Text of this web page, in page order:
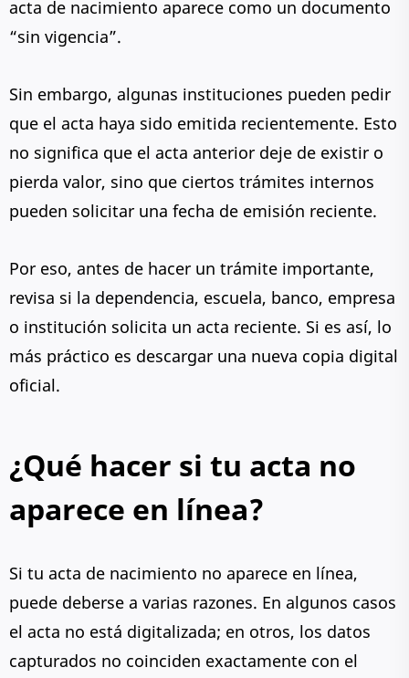
acta de nacimiento aparece como un documento
“sin vigencia”.
Sin embargo, algunas instituciones pueden pedir
que el acta haya sido emitida recientemente. Esto
no significa que el acta anterior deje de existir o
pierda valor, sino que ciertos trámites internos
pueden solicitar una fecha de emisión reciente.
Por eso, antes de hacer un trámite importante,
revisa si la dependencia, escuela, banco, empresa
o institución solicita un acta reciente. Si es así, lo
más práctico es descargar una nueva copia digital
oficial.
¿Qué hacer si tu acta no
aparece en línea?
Si tu acta de nacimiento no aparece en línea,
puede deberse a varias razones. En algunos casos
el acta no está digitalizada; en otros, los datos
capturados no coinciden exactamente con el